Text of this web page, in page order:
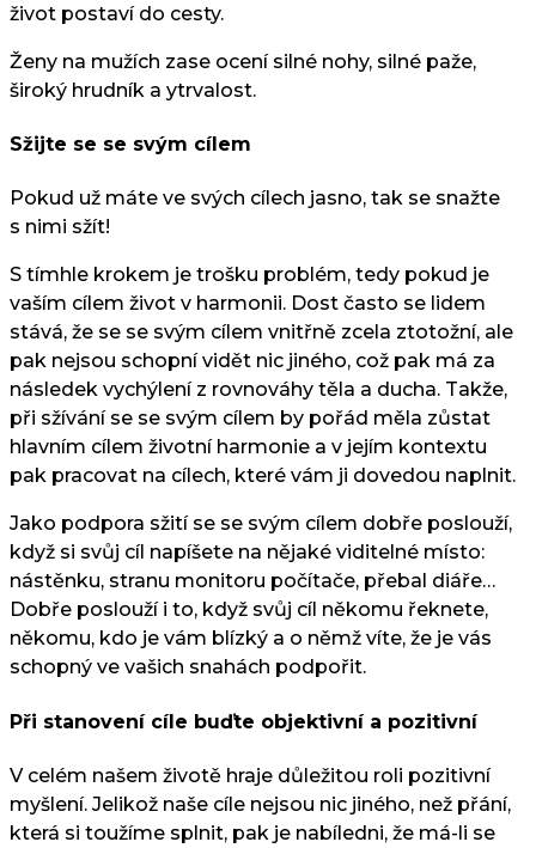
život postaví do cesty.
Ženy na mužích zase ocení silné nohy, silné paže,
široký hrudník a ytrvalost.
Sžijte se se svým cílem
Pokud už máte ve svých cílech jasno, tak se snažte
s nimi sžít!
S tímhle krokem je trošku problém, tedy pokud je
vaším cílem život v harmonii. Dost často se lidem
stává, že se se svým cílem vnitřně zcela ztotožní, ale
pak nejsou schopní vidět nic jiného, což pak má za
následek vychýlení z rovnováhy těla a ducha. Takže,
při sžívání se se svým cílem by pořád měla zůstat
hlavním cílem životní harmonie a v jejím kontextu
pak pracovat na cílech, které vám ji dovedou naplnit.
Jako podpora sžití se se svým cílem dobře poslouží,
když si svůj cíl napíšete na nějaké viditelné místo:
nástěnku, stranu monitoru počítače, přebal diáře…
Dobře poslouží i to, když svůj cíl někomu řeknete,
někomu, kdo je vám blízký a o němž víte, že je vás
schopný ve vašich snahách podpořit.
Při stanovení cíle buďte objektivní a pozitivní
V celém našem životě hraje důležitou roli pozitivní
myšlení. Jelikož naše cíle nejsou nic jiného, než přání,
která si toužíme splnit, pak je nabíledni, že má-li se